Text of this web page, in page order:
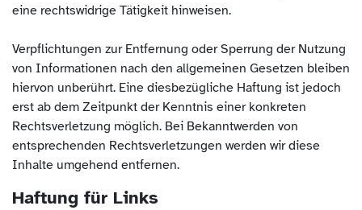
eine rechtswidrige Tätigkeit hinweisen.
Verpflichtungen zur Entfernung oder Sperrung der Nutzung
von Informationen nach den allgemeinen Gesetzen bleiben
hiervon unberührt. Eine diesbezügliche Haftung ist jedoch
erst ab dem Zeitpunkt der Kenntnis einer konkreten
Rechtsverletzung möglich. Bei Bekanntwerden von
entsprechenden Rechtsverletzungen werden wir diese
Inhalte umgehend entfernen.
Haftung für Links